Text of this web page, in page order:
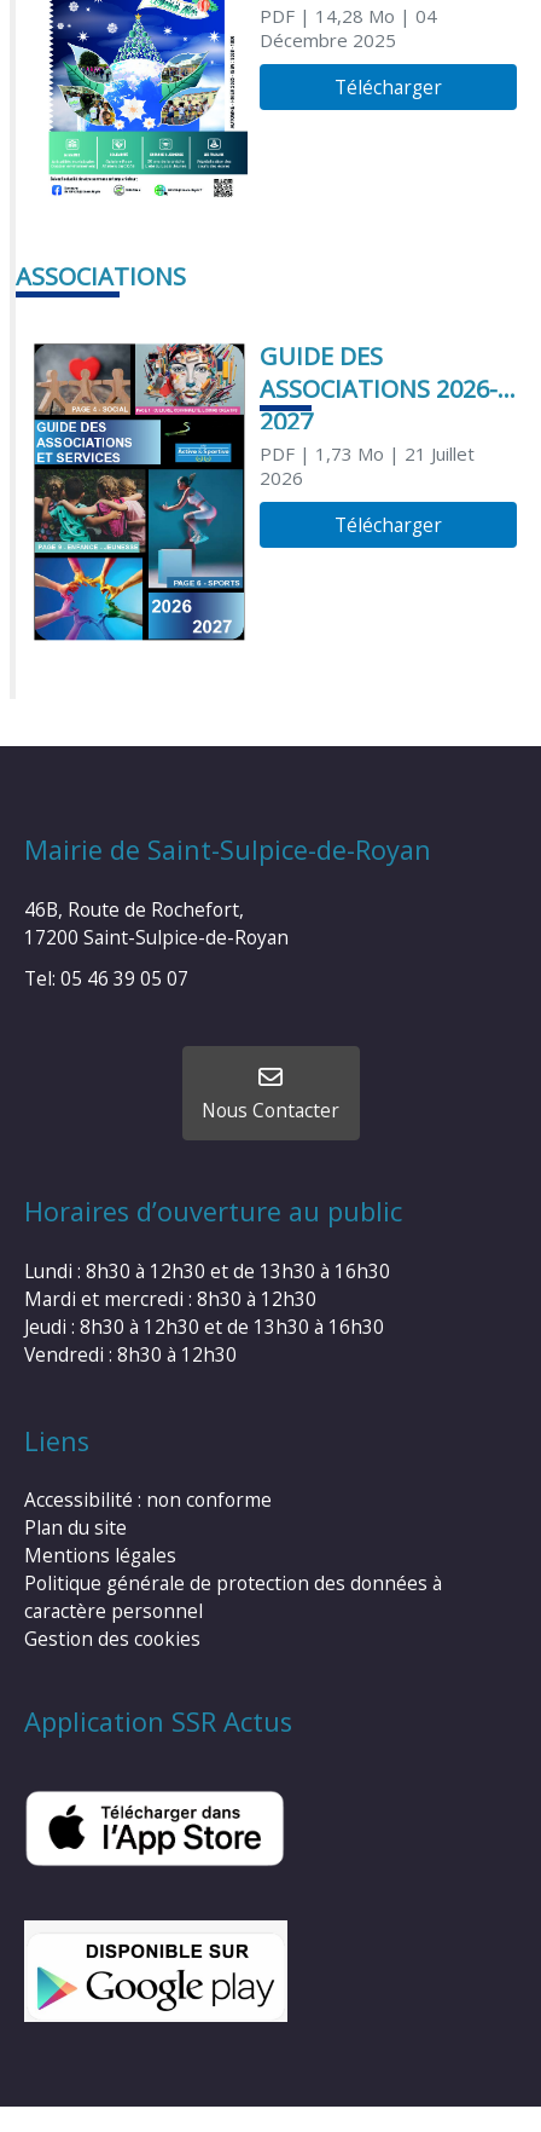
PDF| 14,28 Mo | 04
Décembre 2025
Télécharger
ASSOCIATIONS
GUIDE DES
ASSOCIATIONS 2026-
2027
PDF| 1,73 Mo | 21 Juillet
2026
Télécharger
Mairie de Saint-Sulpice-de-Royan
46B, Route de Rochefort,
17200 Saint-Sulpice-de-Royan
Tel: 05 46 39 05 07
Nous Contacter
Horaires d’ouverture au public
Lundi : 8h30 à 12h30 et de 13h30 à 16h30
Mardi et mercredi : 8h30 à 12h30
Jeudi : 8h30 à 12h30 et de 13h30 à 16h30
Vendredi : 8h30 à 12h30
Liens
Accessibilité : non conforme
Plan du site
Mentions légales
Politique générale de protection des données à
caractère personnel
Gestion des cookies
Application SSR Actus